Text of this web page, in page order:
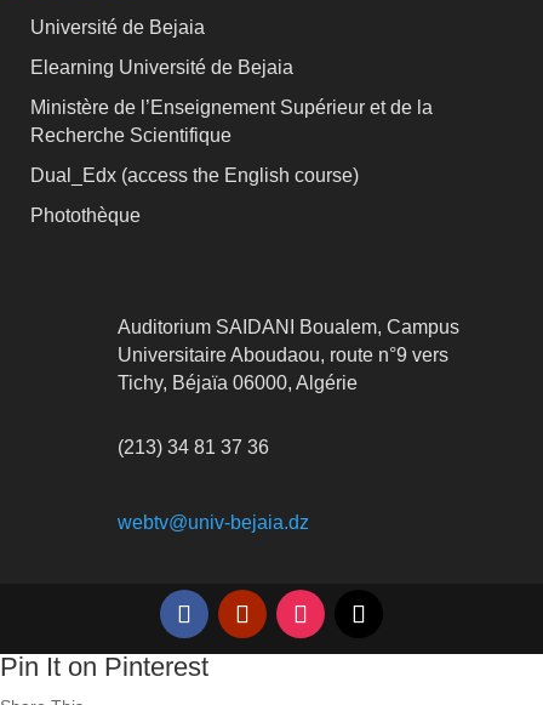
Université de Bejaia
Elearning Université de Bejaia
Ministère de l’Enseignement Supérieur et de la
Recherche Scientifique
Dual_Edx (access the English course)
Photothèque
Auditorium SAIDANI Boualem, Campus
Universitaire Aboudaou, route n°9 vers
Tichy, Béjaïa 06000, Algérie
(213) 34 81 37 36
webtv@univ-bejaia.dz
Pin It on Pinterest